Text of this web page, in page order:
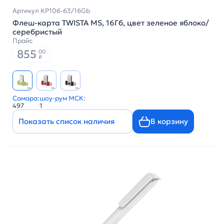
Артикул KP106-63/16Gb
Флеш-карта TWISTA MS, 16Гб, цвет зеленое яблоко/
серебристый
Прайс
855 00
₽
Самара:
497
шоу-рум МСК:
1
Показать список наличия В корзину